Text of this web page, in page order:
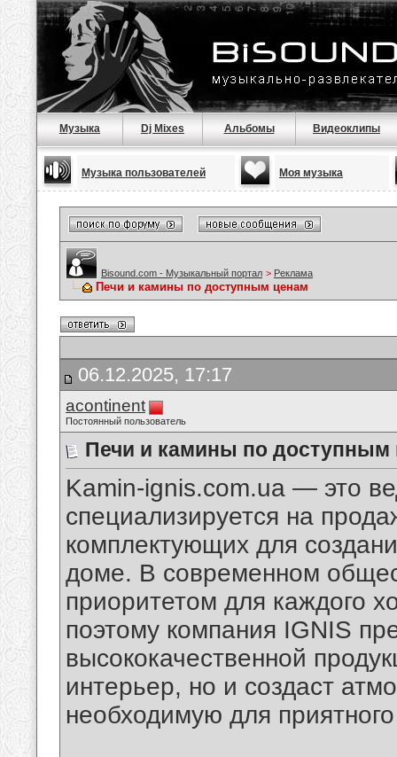
Музыка Dj Mixes Альбомы Видеоклипы
Музыка пользователей Моя музыка
Bisound.com - Музыкальный портал > Реклама
Печи и камины по доступным ценам
06.12.2025, 17:17
acontinent
Постоянный пользователь
Печи и камины по доступным
Kamin-ignis.com.ua — это
специализируется на
комплектующих для
доме. В современном
приоритетом для каждого
поэтому компания IGNIS
высококачественной
интерьер, но и создаст
необходимую для